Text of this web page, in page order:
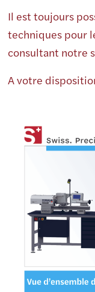
Il est toujours
techniques pour
consultant notre
A votre